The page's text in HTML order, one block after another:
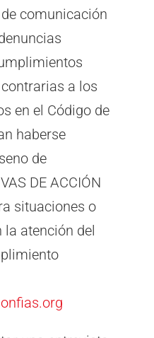
comunicación
a los
en el Código de
haberse
de
DE ACCIÓN
situaciones o
la atención del